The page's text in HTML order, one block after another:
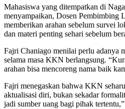
Mahasiswa yang ditempatkan di
menyampaikan, Dosen Pembimbing
memberikan arahan sebelum survei
dan materi penting sehari sebelum
Fajri Chaniago menilai perlu adanya
selama masa KKN berlangsung.
arahan bisa mencoreng nama baik
Fajri menegaskan bahwa KKN
aktualisasi diri, bukan sekadar
jadi sumber uang bagi pihak